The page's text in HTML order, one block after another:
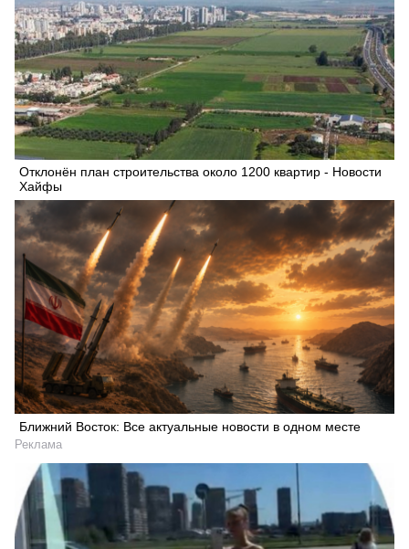
Отклонён план строительства около 1200 квартир - Новости
Хайфы
Ближний Восток: Все актуальные новости в одном месте
Реклама